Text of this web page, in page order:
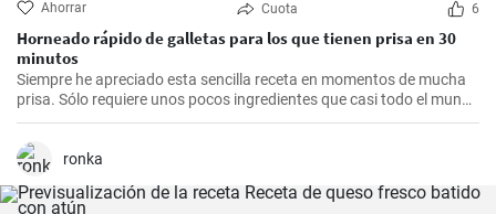
Ahorrar Cuota 6
Horneado rápido de galletas para los que tienen prisa en 30
minutos
Siempre he apreciado esta sencilla receta en momentos de mucha
prisa. Sólo requiere unos pocos ingredientes que casi todo el mundo
tiene en casa, y en apenas 30 minutos puedes estar disfrutando de
unas deliciosas galletas caseras. Con su textura crujiente y su
sabor dulce, siempre eran un éxito para las visitas improvisadas y
ronka